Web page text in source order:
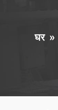
घर »